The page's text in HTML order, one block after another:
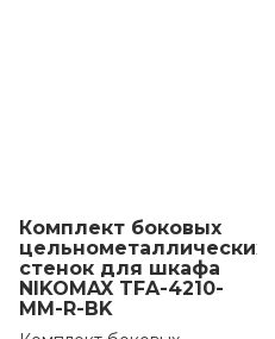
Комплект боковых
цельнометаллических
стенок для шкафа
NIKOMAX TFA-4210-
MM-R-BK